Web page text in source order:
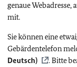
genaue Webadresse,
mit.
Sie können eine
Gebärdentelefon
Deutsch)
. Bitte